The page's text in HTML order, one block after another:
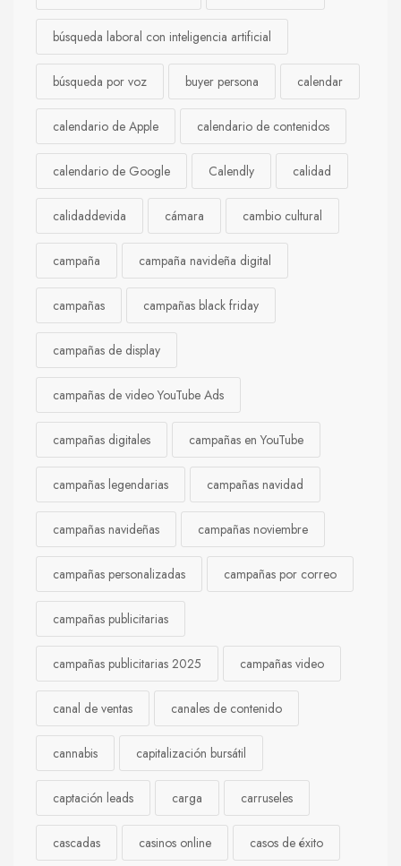
búsqueda laboral con inteligencia artificial
búsqueda por voz buyer persona calendar
calendario de Apple calendario de contenidos
calendario de Google Calendly calidad
calidaddevida cámara cambio cultural
campaña campaña navideña digital
campañas campañas black friday
campañas de display
campañas de video YouTube Ads
campañas digitales campañas en YouTube
campañas legendarias campañas navidad
campañas navideñas campañas noviembre
campañas personalizadas campañas por correo
campañas publicitarias
campañas publicitarias 2025 campañas video
canal de ventas canales de contenido
cannabis capitalización bursátil
captación leads carga carruseles
cascadas casinos online casos de éxito